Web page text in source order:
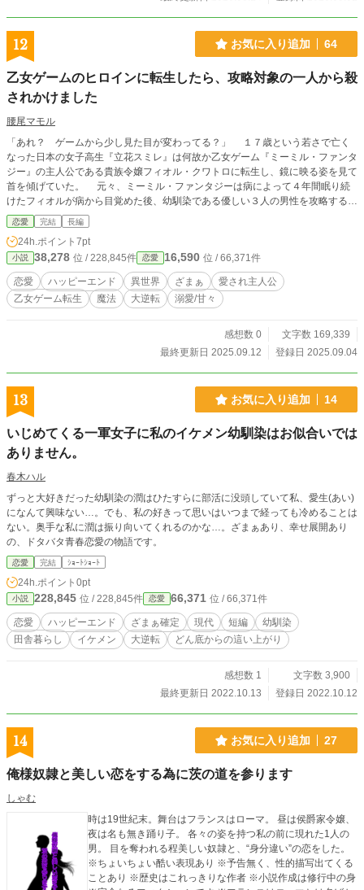
12 お気に入り追加 64
乙女ゲームのヒロインに転生したら、攻略対象の一人から殺
されかけました
腰尾マモル
「あれ？ ゲームから少し見た目が変わってる？」 １７歳という若さで亡く
なった日本の女子高生『立花スミレ』は何故か乙女ゲーム『ミーミル・ファンタ
ジー』の主人公である貴族令嬢フィオル・クワトロに転生し、鏡に映る姿を見て
首を傾げていた。 元々、ミーミル・ファンタジーは病によって４年間眠り続
けたフィオルが病から目覚めた後、幼馴染である優しい３人の男性を攻略する恋
愛ゲームだった。 このゲームの大ファンであり、やり込みゲーマーだったス
ミレが違和感を抱いた理由、それは『フィオルの身長・声・各キャラクターの遍
歴』などゲームとの僅かな差異が次々に見つかったからだった。しかし、基本的
にはゲームに忠実なこの世界を目にしてスミレは転生の事実を喜んでいた。
それでも根が真面目なスミレは…… 『フィオルの体に宿った自分が好きに生き
てもいいのかな？ 周りの人たちを悲しませない為にもフィオルのフリを続けて
偽物だとバレないようにしないと！』 と考え、貴族令嬢として誠実に生きて
は生きている扱いになってるはずなのに……どうして？』 訳の分からない状
オ・リーフション。彼はゲームとは真逆の冷たい表情と声で告げる。 「ずっと
眠っていてくれても良かったのだがな」 どうしてテオは私に冷たいの？ 何
故フィオルの墓が存在するの？ どうしてゲーム内と違う点が沢山あるの？ 困
惑するスミレ。 それでも彼女は家族、仲間、幼馴染の力を借り、持ち前の行
動力とゲーム知識と優しさで転生と異世界の真相を追い求め、ゲームとは違う本
当の恋を見つけることとなる。 ※今作は１日１話以上更新していきます。 ※既
マーク、コメント、評価など、お気軽に頂けると嬉しいです。小説を書く励みに
なります！
恋愛 完結 長編
24h.ポイント 7pt
小説 38,278 位 / 228,845件 恋愛 16,590 位 / 66,371件
恋愛 ハッピーエンド 異世界 ざまぁ
愛され主人公
乙女ゲーム転生
魔法 大逆転 溺愛/甘々
感想数 0
文字数 169,339
最終更新日 2025.09.12
登録日 2025.09.04
13 お気に入り追加 14
いじめてくる一軍女子に私のイケメン幼馴染はお似合いでは
ありません。
春木ハル
ずっと大好きだった幼馴染の潤はひたすらに部活に没頭していて私、愛生(あい)
になんて興味ない…。でも、私の好きって思いはいつまで経っても冷めることは
ない。奥手な私に潤は振り向いてくれるのかな…。ざまぁあり、幸せ展開あり
の、ドタバタ青春恋愛の物語です。
恋愛 完結 ｼｮｰﾄｼｮｰﾄ
24h.ポイント 0pt
小説 228,845 位 / 228,845件 恋愛 66,371 位 / 66,371件
恋愛 ハッピーエンド ざまぁ確定 現代 短編
幼馴染
田舎暮らし
イケメン 大逆転 どん底からの這い上がり
感想数 1
文字数 3,900
最終更新日 2022.10.13
登録日 2022.10.12
14 お気に入り追加 27
俺様奴隷と美しい恋をする為に茨の道を参ります
しゃむ
時は19世紀末。舞台はフランスはローマ。 昼は侯爵家令嬢、
夜は名も無き踊り子。 各々の姿を持つ私の前に現れた1人の
男。 目を奪われる程美しい奴隷と、“身分違い”の恋をした。
※ちょいちょい酷い表現あり ※予告無く、性的描写出てくる
ことあり ※歴史はこれっきりな作者 ※小説作成は修行中の身